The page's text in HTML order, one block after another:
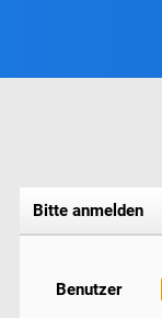
Bitte anmelden
Benutzer